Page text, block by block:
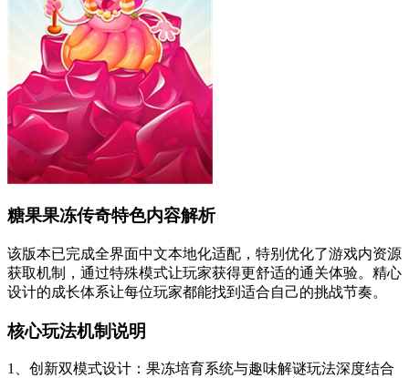
糖果果冻传奇特色内容解析
该版本已完成全界面中文本地化适配，特别优化了游戏内资源
获取机制，通过特殊模式让玩家获得更舒适的通关体验。精心
设计的成长体系让每位玩家都能找到适合自己的挑战节奏。
核心玩法机制说明
1、创新双模式设计：果冻培育系统与趣味解谜玩法深度结合